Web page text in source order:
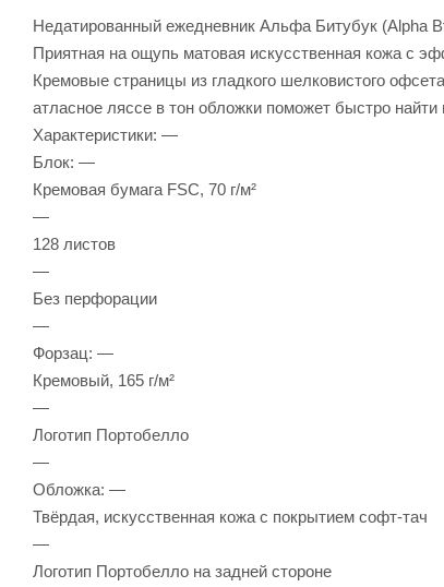
Недатированный ежедневник Альфа Битубук (Alpha
Приятная на ощупь матовая искусственная кожа с
Кремовые страницы из гладкого шелковистого
атласное ляссе в тон обложки поможет быстро
Характеристики: —
Блок: —
Кремовая бумага FSC, 70 г/м²
—
128 листов
—
Без перфорации
—
Форзац: —
Кремовый, 165 г/м²
—
Логотип Портобелло
—
Обложка: —
Твёрдая, искусственная кожа с покрытием софт-тач
—
Логотип Портобелло на задней стороне